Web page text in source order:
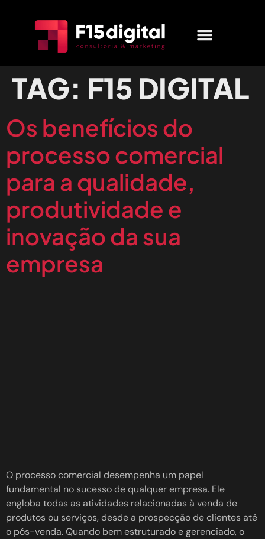
TAG: F15 DIGITAL
Os benefícios do
processo comercial
para a qualidade,
produtividade e
inovação da sua
empresa
O processo comercial desempenha um papel
fundamental no sucesso de qualquer empresa. Ele
engloba todas as atividades relacionadas à venda de
produtos ou serviços, desde a prospecção de clientes até
o pós-venda. Quando bem estruturado e gerenciado, o